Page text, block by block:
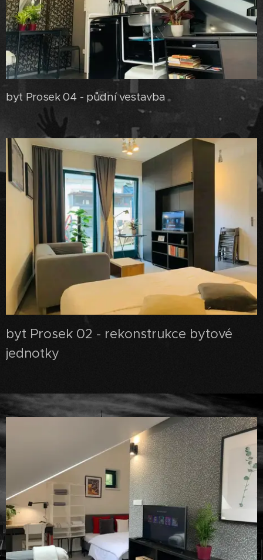
byt Prosek 04 - půdní vestavba
byt Prosek 02 - rekonstrukce bytové
jednotky